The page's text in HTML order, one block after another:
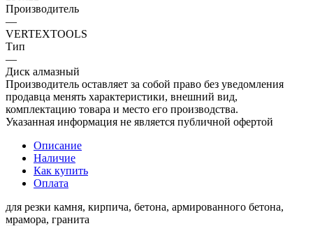
Производитель
—
VERTEXTOOLS
Тип
—
Диск алмазный
Производитель оставляет за собой право без уведомления
продавца менять характеристики, внешний вид,
комплектацию товара и место его производства.
Указанная информация не является публичной офертой
Описание
Наличие
Как купить
Оплата
для резки камня, кирпича, бетона, армированного бетона,
мрамора, гранита